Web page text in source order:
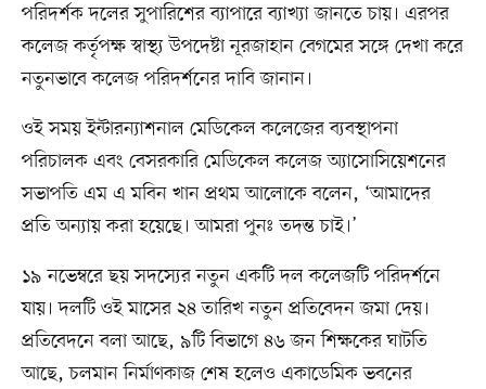
পরিদর্শক দলের সুপারিশের ব্যাপারে ব্যাখ্যা জানতে চায়। এরপর
কলেজ কর্তৃপক্ষ স্বাস্থ্য উপদেষ্টা নূরজাহান বেগমের সঙ্গে দেখা করে
নতুনভাবে কলেজ পরিদর্শনের দাবি জানান।
ওই সময় ইন্টারন্যাশনাল মেডিকেল কলেজের ব্যবস্থাপনা
পরিচালক এবং বেসরকারি মেডিকেল কলেজ অ্যাসোসিয়েশনের
সভাপতি এম এ মবিন খান প্রথম আলোকে বলেন, ‘আমাদের
প্রতি অন্যায় করা হয়েছে। আমরা পুনঃ তদন্ত চাই।’
১৯ নভেম্বরে ছয় সদস্যের নতুন একটি দল কলেজটি পরিদর্শনে
যায়। দলটি ওই মাসের ২৪ তারিখ নতুন প্রতিবেদন জমা দেয়।
প্রতিবেদনে বলা আছে, ৯টি বিভাগে ৪৬ জন শিক্ষকের ঘাটতি
আছে, চলমান নির্মাণকাজ শেষ হলেও একাডেমিক ভবনের